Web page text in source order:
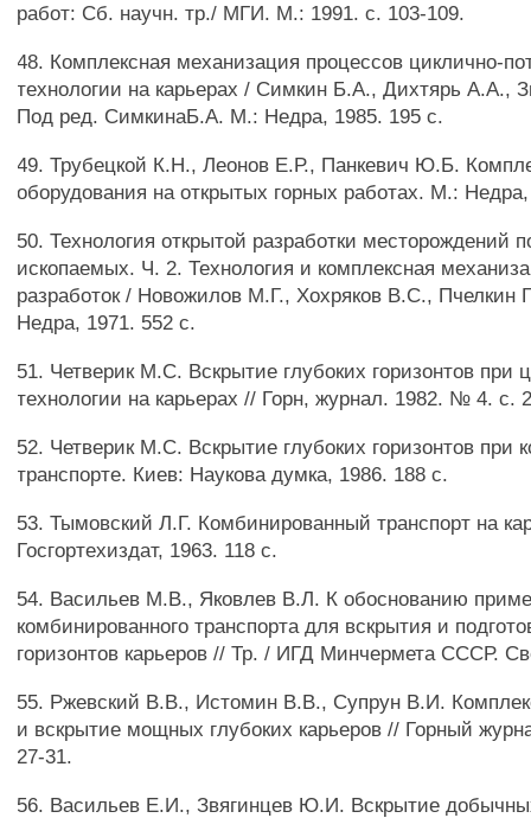
работ: Сб. научн. тр./ МГИ. М.: 1991. с. 103-109.
48. Комплексная механизация процессов циклично-
технологии на карьерах / Симкин Б.А., Дихтярь А.А.,
Под ред. СимкинаБ.А. М.: Недра, 1985. 195 с.
49. Трубецкой К.Н., Леонов Е.Р., Панкевич Ю.Б.
оборудования на открытых горных работах. М.:
50. Технология открытой разработки месторождений
ископаемых. Ч. 2. Технология и комплексная
разработок / Новожилов М.Г., Хохряков B.C.,
Недра, 1971. 552 с.
51. Четверик М.С. Вскрытие глубоких горизонтов при
технологии на карьерах // Горн, журнал. 1982. № 4. с.
52. Четверик М.С. Вскрытие глубоких горизонтов при
транспорте. Киев: Наукова думка, 1986. 188 с.
53. Тымовский Л.Г. Комбинированный транспорт на
Госгортехиздат, 1963. 118 с.
54. Васильев М.В., Яковлев В.Л. К обоснованию
комбинированного транспорта для вскрытия и
горизонтов карьеров // Тр. / ИГД Минчермета СССР.
55. Ржевский В.В., Истомин В.В., Супрун В.И.
и вскрытие мощных глубоких карьеров // Горный
27-31.
56. Васильев Е.И., Звягинцев Ю.И. Вскрытие